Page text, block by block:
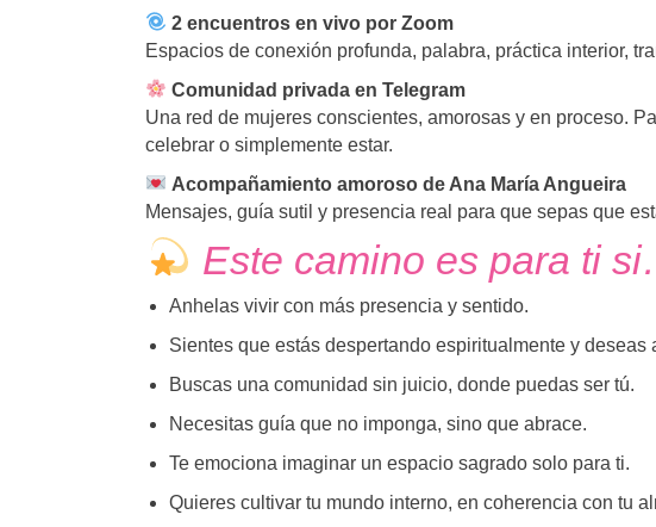
2 encuentros en vivo por Zoom
Espacios de conexión profunda, palabra, práctica interior,
Comunidad privada en Telegram
Una red de mujeres conscientes, amorosas y en proceso.
celebrar o simplemente estar.
Acompañamiento amoroso de Ana María Angueira
Mensajes, guía sutil y presencia real para que sepas que
Este camino es para ti
Anhelas vivir con más presencia y sentido.
Sientes que estás despertando espiritualmente y deseas
Buscas una comunidad sin juicio, donde puedas ser tú.
Necesitas guía que no imponga, sino que abrace.
Te emociona imaginar un espacio sagrado solo para ti.
Quieres cultivar tu mundo interno, en coherencia con tu